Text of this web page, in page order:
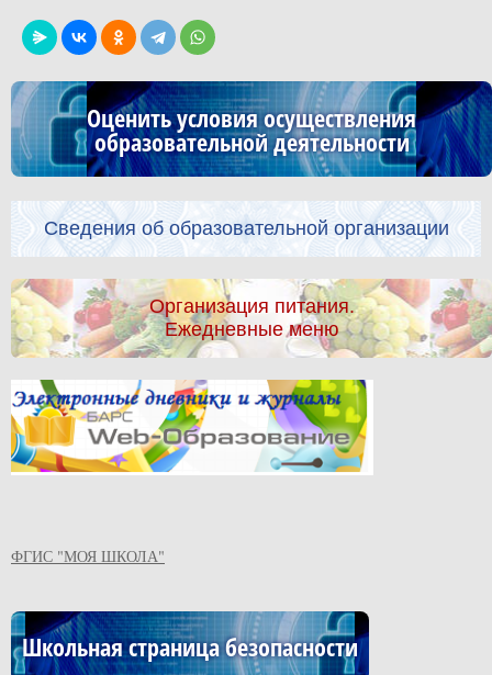
Оценить условия осуществления
образовательной деятельности
Сведения об образовательной организации
Организация питания.
Ежедневные меню
ФГИС "МОЯ ШКОЛА"
Школьная страница безопасности